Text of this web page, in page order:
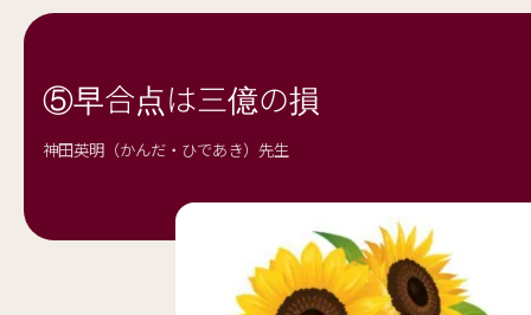
⑤早合点は三億の損
神田英明（かんだ・ひであき）先生